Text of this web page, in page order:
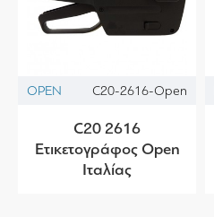
OPEN C20-2616-Open
C20 2616
Ετικετογράφος Open
Ιταλίας